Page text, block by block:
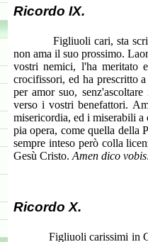
Ricordo IX.
Figliuoli cari, sta scritto
non ama il suo prossimo.
vostri nemici, l'ha meritato
crocifissori, ed ha prescritto
per amor suo,
verso i vostri benefattori.
misericordia, ed i miserabili a
pia opera, come quella della
sempre inteso però colla
Gesù Cristo. Amen dico
Ricordo X.
Figliuoli carissimi in Gesù